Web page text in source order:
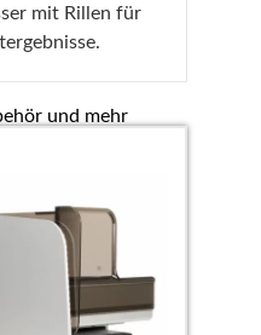
mit Rillen für
und mehr